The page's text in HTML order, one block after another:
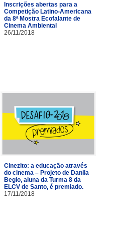
Inscrições abertas para a
Competição Latino-Americana
da 8ª Mostra Ecofalante de
Cinema Ambiental
26/11/2018
Cinezito: a educação através
do cinema – Projeto de Danila
Begio, aluna da Turma 8 da
ELCV de Santo, é premiado.
17/11/2018